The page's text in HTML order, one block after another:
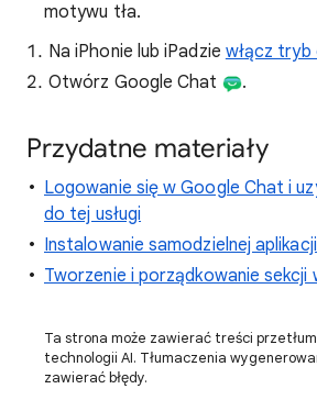
motywu tła.
Na iPhonie lub iPadzie włącz tryb
Otwórz Google Chat
.
Przydatne materiały
Logowanie się w Google Chat i
do tej usługi
Instalowanie samodzielnej
Tworzenie i porządkowanie sekcji
Ta strona może zawierać treści
technologii AI. Tłumaczenia
zawierać błędy.